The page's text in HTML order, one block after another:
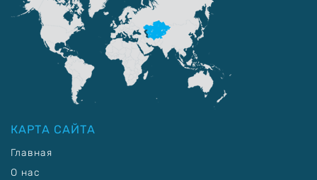
КАРТА САЙТА
Главная
О нас